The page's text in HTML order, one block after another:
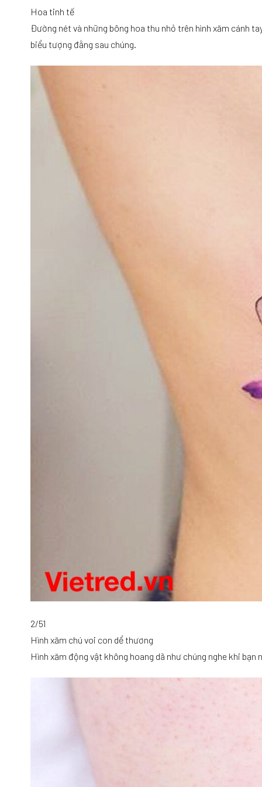
Hoa tinh tế
Đường nét và những bông hoa thu nhỏ trên hình xăm cánh
biểu tượng đằng sau chúng.
2/51
Hình xăm chú voi con dể thương
Hình xăm động vật không hoang dã như chúng nghe khi